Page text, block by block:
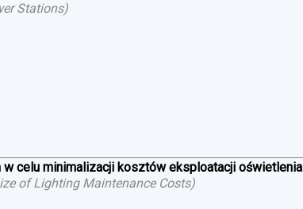
Stations)
celu minimalizacji kosztów eksploatacji oświetlenia
of Lighting Maintenance Costs)